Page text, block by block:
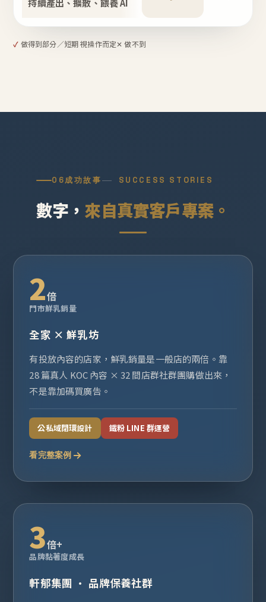
持續產出、擴散、餵養 AI
✓ 做得到部分／短期 視操作而定✕ 做不到
06成功故事 SUCCESS STORIES
數字， 來自真實客戶專案。
2倍
門市鮮乳銷量
全家 × 鮮乳坊
有投放內容的店家，鮮乳銷量是一般店的兩倍。靠
28 篇真人 KOC 內容 × 32 間店群社群團購做出來，
不是靠加碼買廣告。
公私域閉環設計 鐵粉 LINE 群運營
看完整案例
3倍+
品牌黏著度成長
軒郁集團 · 品牌保養社群